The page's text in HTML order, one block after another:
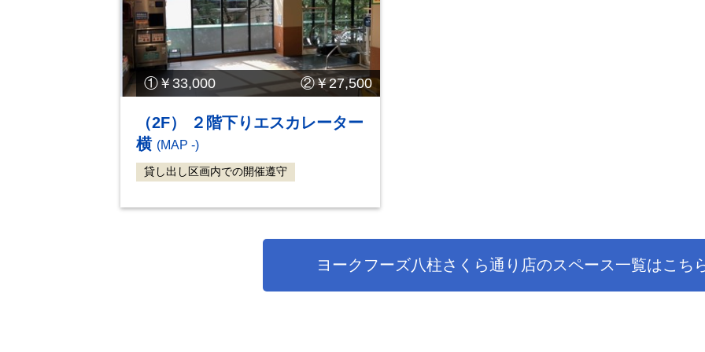
①￥33,000 ②￥27,500
（2F） ２階下りエスカレーター
横 (MAP -)
貸し出し区画内での開催遵守
ヨークフーズ八柱さくら通り店のスペース一覧はこち